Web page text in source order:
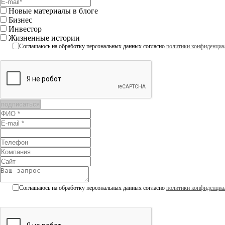
Новые материалы в блоге
Бизнес
Инвестор
Жизненные истории
Соглашаюсь на обработку персональных данных согласно политики
Соглашаюсь на обработку персональных данных согласно политики